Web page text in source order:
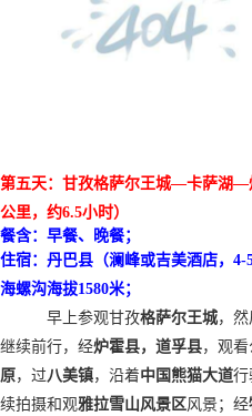
第五天：甘孜格萨尔王城—卡萨湖—
公里，约6.5小时）
餐含：早餐、晚餐；
住宿： 丹巴县（澜峰或吉美酒店， 4-
海螺沟海拔1580米；
早上参观甘孜格萨尔王城，
继续前行，经炉霍县，道孚县，观
原 ，过八美镇，沿着中国熊猫大道行
续拍摄和观雅拉雪山风景区风景；经